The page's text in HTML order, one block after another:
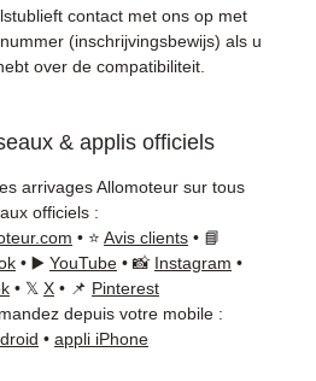
voor verzending
garantie inbegrepen
levering met tracking
klantenservice via
nodig? Neem contact met
via+33 6 38 71 66 54
beschikbaar) —
tot Vrijdag, 9u-18u.
contact met ons op met
(inschrijvingsbewijs) als u
over de compatibiliteit.
& applis officiels
arrivages Allomoteur sur tous
officiels :
• ⭐ Avis clients • 📘
• ▶️ YouTube • 📸 Instagram •
• 𝕏 X • 📌 Pinterest
depuis votre mobile :
• appli iPhone